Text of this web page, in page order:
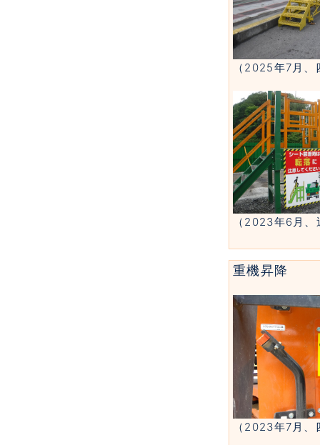
（2025年7月、
（2023年6月、
重機昇降
（2023年7月、